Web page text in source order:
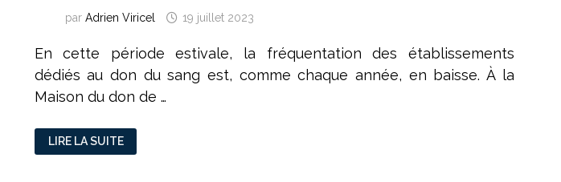
par Adrien Viricel 19 juillet 2023
En cette période estivale, la fréquentation des établissements
dédiés au don du sang est, comme chaque année, en baisse. À la
Maison du don de …
ET
SI
VOUS
LIRE LA SUITE